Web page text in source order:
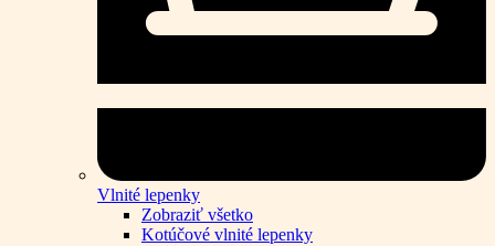
Vlnité lepenky
Zobraziť všetko
Kotúčové vlnité lepenky